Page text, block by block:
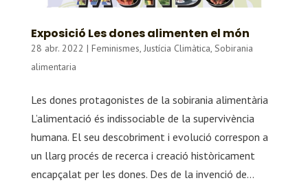
Exposició Les dones alimenten el món
28 abr. 2022 | Feminismes, Justícia Climàtica, Sobirania
alimentaria
Les dones protagonistes de la sobirania alimentària
L’alimentació és indissociable de la supervivència
humana. El seu descobriment i evolució correspon a
un llarg procés de recerca i creació històricament
encapçalat per les dones. Des de la invenció de...